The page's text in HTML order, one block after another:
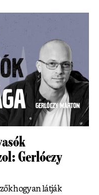
Gerlóczy
hogyan látják